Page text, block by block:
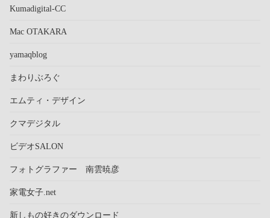
Kumadigital-CC
Mac OTAKARA
yamaqblog
まわりぶろぐ
エムティ・デザイン
クマデジタル
ビデオSALON
フォトグラファー 南雲暁彦
家電女子.net
新しもの好きのダウンロード